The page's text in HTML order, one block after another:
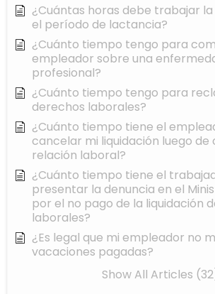
¿Cuántas horas debe trabajar
el período de lactancia?
¿Cuánto tiempo tengo para
empleador sobre una
profesional?
¿Cuánto tiempo tengo para
derechos laborales?
¿Cuánto tiempo tiene el
cancelar mi liquidación luego de
relación laboral?
¿Cuánto tiempo tiene el
presentar la denuncia en el
por el no pago de la liquidación
laborales?
¿Es legal que mi empleador no
vacaciones pagadas?
Show All Articles